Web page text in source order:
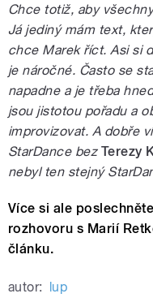
Chce totiž, aby
Já jediný mám text,
chce Marek říct. Asi si
je náročné. Často se
napadne a je třeba
jsou jistotou pořadu a
improvizovat. A dobře
StarDance bez Terezy
nebyl ten stejný
Více si ale
rozhovoru s Marií
článku.
autor: lup